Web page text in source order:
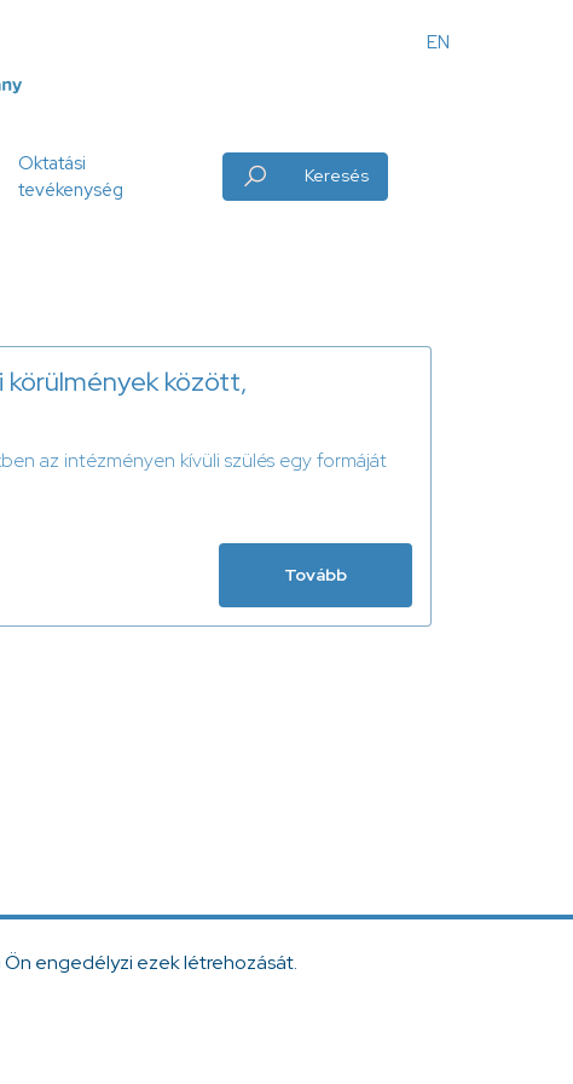
engedélyzi ezek létrehozását.
Angol
EN
Oktatási
tevékenység
Keresés
között,
az intézményen kívüli szülés egy formáját
Tovább